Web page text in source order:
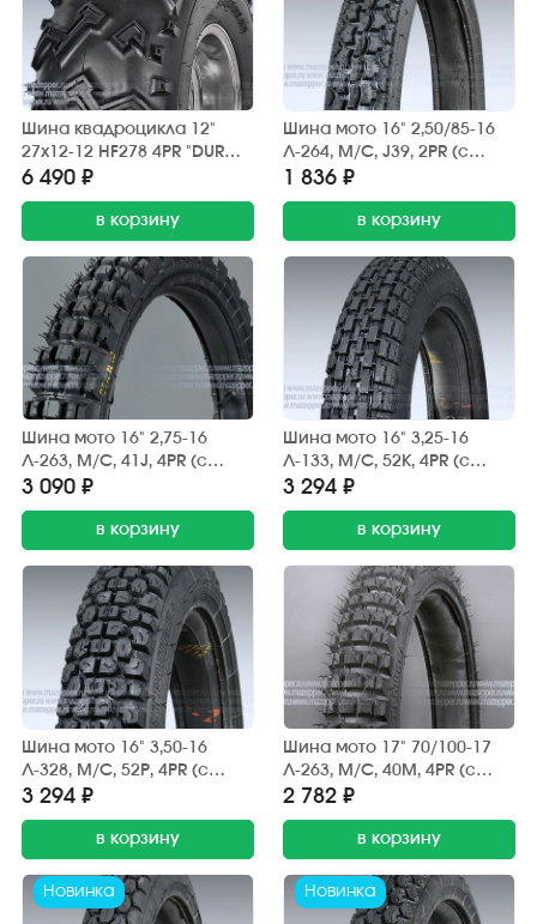
Шина квадроцикла 12"
27х12-12 HF278 4PR "DURO"
X-Treme
6 490 ₽
в корзину
Шина мото 16" 2,50/85-16
Л-264, M/C, J39, 2PR (с
камерой) "ПЕТРОШИНА"
1 836 ₽
в корзину
Шина мото 16" 2,75-16
Л-263, M/C, 41J, 4PR (с
камерой) "ПЕТРОШИНА"
3 090 ₽
в корзину
Шина мото 16" 3,25-16
Л-133, M/C, 52К, 4PR (с
камерой) "ПЕТРОШИНА"
(дорожная)
3 294 ₽
в корзину
Шина мото 16" 3,50-16
Л-328, M/C, 52P, 4PR (с
камерой) "ПЕТРОШИНА"
3 294 ₽
в корзину
Шина мото 17" 70/100-17
Л-263, M/C, 40M, 4PR (с
камерой) "ПЕТРОШИНА"
2 782 ₽
в корзину
Новинка Новинка